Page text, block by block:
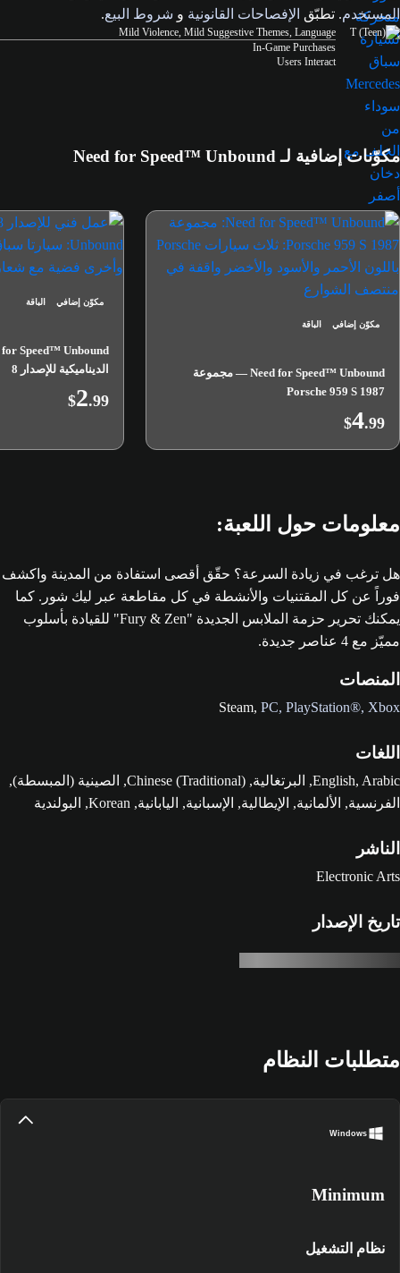
المستخدم. تطبّق الإفصاحات القانونية و شروط البيع.
Mild Violence, Mild Suggestive Themes, Language
In-Game Purchases
Users Interact
مكوّنات إضافية لـ Need for Speed™ Unbound
مكوّن إضافي الباقة
Need for Speed™ Unbound — مجموعة
Porsche 959 S 1987
$4.99
مكوّن إضافي الباقة
الديناميكية للإصدار 8
$2.99
معلومات حول اللعبة:
هل ترغب في زيادة السرعة؟ حقّق أقصى استفادة من المدينة واكشف
فوراً عن كل المقتنيات والأنشطة في كل مقاطعة عبر ليك شور. كما
يمكنك تحرير حزمة الملابس الجديدة "Fury & Zen" للقيادة بأسلوب
مميّز مع 4 عناصر جديدة.
المنصات
Steam, PC, PlayStation®‎, Xbox
اللغات
English, Arabic, البرتغالية, Chinese (Traditional), الصينية (المبسطة),
الفرنسية, الألمانية, الإيطالية, الإسبانية, اليابانية, Korean, البولندية
الناشر
Electronic Arts
تاريخ الإصدار
متطلبات النظام
Windows
Minimum
نظام التشغيل